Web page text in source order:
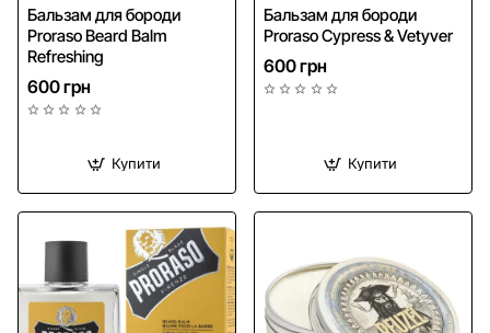
Бальзам для бороди
Proraso Beard Balm
Refreshing
600 грн
Купити
Бальзам для бороди
Proraso Cypress & Vetyver
600 грн
Купити